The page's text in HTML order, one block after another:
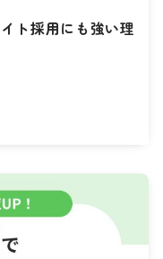
ト採用にも強い理